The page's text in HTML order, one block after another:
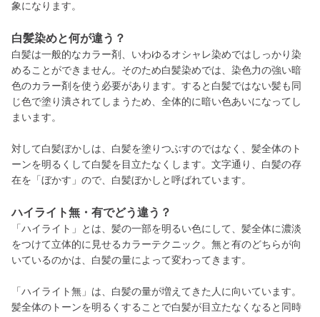
象になります。
白髪染めと何が違う？
白髪は一般的なカラー剤、いわゆるオシャレ染めではしっかり染
めることができません。そのため白髪染めでは、染色力の強い暗
色のカラー剤を使う必要があります。すると白髪ではない髪も同
じ色で塗り潰されてしまうため、全体的に暗い色あいになってし
まいます。
対して白髪ぼかしは、白髪を塗りつぶすのではなく、髪全体のト
ーンを明るくして白髪を目立たなくします。文字通り、白髪の存
在を「ぼかす」ので、白髪ぼかしと呼ばれています。
ハイライト無・有でどう違う？
「ハイライト」とは、髪の一部を明るい色にして、髪全体に濃淡
をつけて立体的に見せるカラーテクニック。無と有のどちらが向
いているのかは、白髪の量によって変わってきます。
「ハイライト無」は、白髪の量が増えてきた人に向いています。
髪全体のトーンを明るくすることで白髪が目立たなくなると同時